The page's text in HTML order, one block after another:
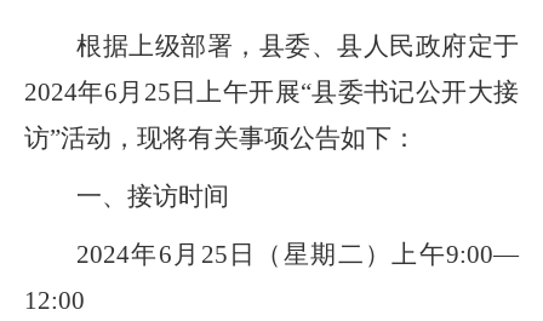
根据上级部署，县委、县人民政府定于
2024年6月 25 日上午开展“县委书记公开大接
访”活动，现将有关事项公告如下：
一、接访时间
2024年6 月 25 日（星期 二 ）上午9:00—
12:00